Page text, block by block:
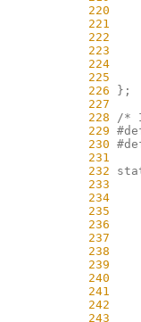
    220
    221
    222
    223
    224
    225
    226
    227
    228
    229
    230
    231
    232
    233
    234
    235
    236
    237
    238
    239
    240
    241
    242
    243